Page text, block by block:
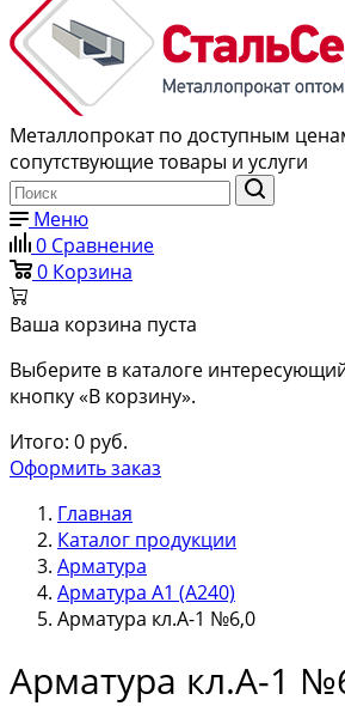
Металлопрокат по доступным
сопутствующие товары и услуги
Меню
0 Сравнение
0 Корзина
Ваша корзина пуста
Выберите в каталоге
кнопку «В корзину».
Итого: 0 руб.
Оформить заказ
Главная
Каталог продукции
Арматура
Арматура А1 (А240)
Арматура кл.А-1 №6,0
Арматура кл.А-1